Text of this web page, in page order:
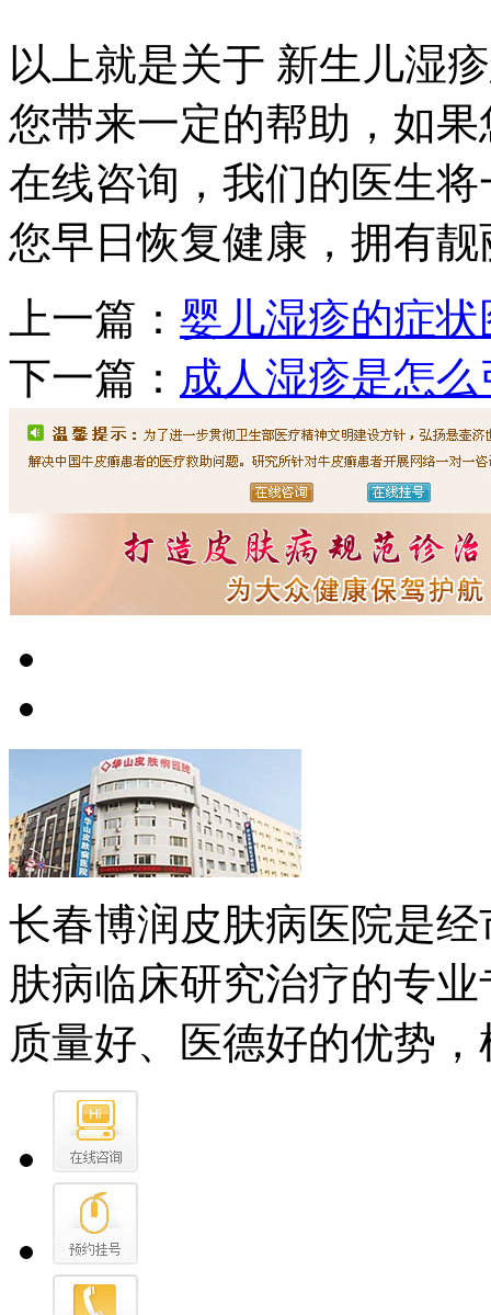
以上就是关于 新生儿湿
您带来一定的帮助，如
在线咨询，我们的医生
您早日恢复健康，拥有
上一篇： 婴儿湿疹的症
下一篇： 成人湿疹是怎
长春博润皮肤病医院是
肤病临床研究治疗的专
质量好、医德好的优势